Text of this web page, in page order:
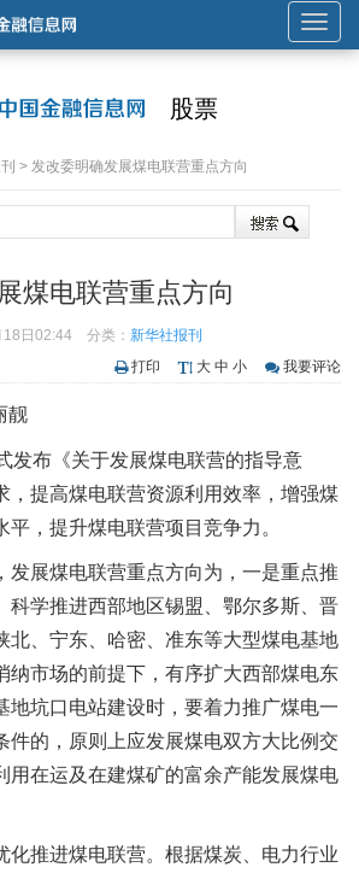
展
开
股票
> 发改委明确发展煤电联营重点方向
煤电联营重点方向
日02:44 分类： 新华社报刊
打印
大 中 小 我要评论
靓
发布《关于发展煤电联营的指导意
，提高煤电联营资源利用效率，增强煤
平，提升煤电联营项目竞争力。
发展煤电联营重点方向为，一是重点推
科学推进西部地区锡盟、鄂尔多斯、晋
北、宁东、哈密、准东等大型煤电基地
纳市场的前提下，有序扩大西部煤电东
地坑口电站建设时，要着力推广煤电一
件的，原则上应发展煤电双方大比例交
用在运及在建煤矿的富余产能发展煤电
化推进煤电联营。根据煤炭、电力行业